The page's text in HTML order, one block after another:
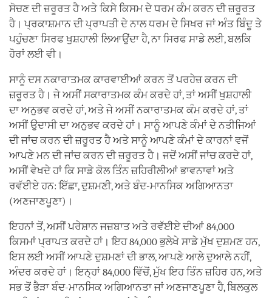
ਸੋਚਣ ਦੀ ਜ਼ਰੂਰਤ ਹੈ ਅਤੇ ਕਿਸੇ ਕਿਸਮ ਦੇ ਧਰਮ ਕੰਮ ਕਰਨ ਦੀ ਜ਼ਰੂਰਤ
ਹੈ। ਪ੍ਰਕਾਸ਼ਮਾਨ ਦੀ ਪ੍ਰਾਪਤੀ ਦੇ ਨਾਲ ਧਰਮ ਦੇ ਸਿਖਰ ਜਾਂ ਅੰਤ ਬਿੰਦੂ ਤੇ
ਪਹੁੰਚਣਾ ਸਿਰਫ ਖੁਸ਼ਹਾਲੀ ਲਿਆਉਂਦਾ ਹੈ, ਨਾ ਸਿਰਫ ਸਾਡੇ ਲਈ, ਬਲਕਿ
ਹੋਰਾਂ ਲਈ ਵੀ।
ਸਾਨੂੰ ਦਸ ਨਕਾਰਾਤਮਕ ਕਾਰਵਾਈਆਂ ਕਰਨ ਤੋਂ ਪਰਹੇਜ਼ ਕਰਨ ਦੀ
ਜ਼ਰੂਰਤ ਹੈ। ਜੇ ਅਸੀਂ ਸਕਾਰਾਤਮਕ ਕੰਮ ਕਰਦੇ ਹਾਂ, ਤਾਂ ਅਸੀਂ ਖੁਸ਼ਹਾਲੀ
ਦਾ ਅਨੁਭਵ ਕਰਦੇ ਹਾਂ, ਅਤੇ ਜੇ ਅਸੀਂ ਨਕਾਰਾਤਮਕ ਕੰਮ ਕਰਦੇ ਹਾਂ, ਤਾਂ
ਅਸੀਂ ਉਦਾਸੀ ਦਾ ਅਨੁਭਵ ਕਰਦੇ ਹਾਂ। ਸਾਨੂੰ ਆਪਣੇ ਕੰਮਾਂ ਦੇ ਨਤੀਜਿਆਂ
ਦੀ ਜਾਂਚ ਕਰਨ ਦੀ ਜ਼ਰੂਰਤ ਹੈ ਅਤੇ ਸਾਨੂੰ ਆਪਣੇ ਕੰਮਾਂ ਦੇ ਕਾਰਨਾਂ ਵਜੋਂ
ਆਪਣੇ ਮਨ ਦੀ ਜਾਂਚ ਕਰਨ ਦੀ ਜ਼ਰੂਰਤ ਹੈ। ਜਦੋਂ ਅਸੀਂ ਜਾਂਚ ਕਰਦੇ ਹਾਂ,
ਅਸੀਂ ਵੇਖਦੇ ਹਾਂ ਕਿ ਸਾਡੇ ਕੋਲ ਤਿੰਨ ਜ਼ਹਿਰੀਲੀਆਂ ਭਾਵਨਾਵਾਂ ਅਤੇ
ਰਵੱਈਏ ਹਨ: ਇੱਛਾ, ਦੁਸ਼ਮਣੀ, ਅਤੇ ਬੰਦ-ਮਾਨਸਿਕ ਅਗਿਆਨਤਾ
(ਅਣਜਾਣਪੂਣਾ)।
ਇਹਨਾਂ ਤੋਂ, ਅਸੀਂ ਪਰੇਸ਼ਾਨ ਜਜ਼ਬਾਤ ਅਤੇ ਰਵੱਈਏ ਦੀਆਂ 84,000
ਕਿਸਮਾਂ ਪ੍ਰਾਪਤ ਕਰਦੇ ਹਾਂ। ਇਹ 84,000 ਭੁਲੇਖੇ ਸਾਡੇ ਮੁੱਖ ਦੁਸ਼ਮਣ ਹਨ,
ਇਸ ਲਈ ਅਸੀਂ ਆਪਣੇ ਦੁਸ਼ਮਣਾਂ ਦੀ ਭਾਲ, ਆਪਣੇ ਆਲੇ ਦੁਆਲੇ ਨਹੀਂ,
ਅੰਦਰ ਕਰਦੇ ਹਾਂ। ਇਨ੍ਹਾਂ 84,000 ਵਿੱਚੋਂ, ਮੁੱਖ ਇਹ ਤਿੰਨ ਜ਼ਹਿਰ ਹਨ, ਅਤੇ
ਸਭ ਤੋਂ ਭੈੜਾ ਬੰਦ-ਮਾਨਸਿਕ ਅਗਿਆਨਤਾ ਜਾਂ ਅਣਜਾਣਪੂਣਾ ਹੈ, ਬਿਲਕੁਲ